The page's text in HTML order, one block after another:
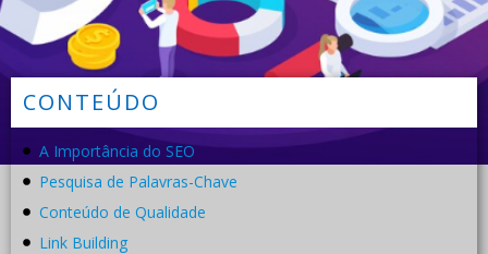
CONTEÚDO
A Importância do SEO
Pesquisa de Palavras-Chave
Conteúdo de Qualidade
Link Building